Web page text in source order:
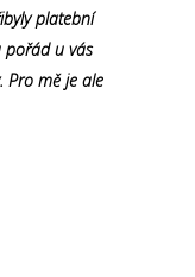
platební
pořád u vás
Pro mě je ale